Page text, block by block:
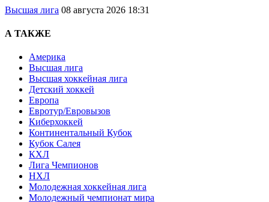
Высшая лига 08 августа 2026 18:31
А ТАКЖЕ
Америка
Высшая лига
Высшая хоккейная лига
Детский хоккей
Европа
Евротур/Евровызов
Киберхоккей
Континентальный Кубок
Кубок Салея
КХЛ
Лига Чемпионов
НХЛ
Молодежная хоккейная лига
Молодежный чемпионат мира